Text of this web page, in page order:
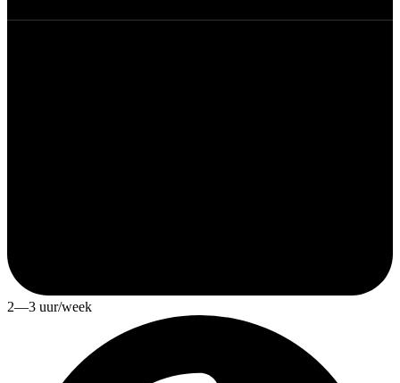
2—3 uur/week